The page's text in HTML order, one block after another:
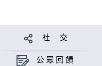
社 交
公眾回饋